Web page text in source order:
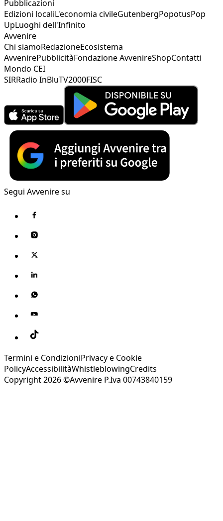
Pubblicazioni
Edizioni localiL'economia civileGutenbergPopotusPop
UpLuoghi dell'Infinito
Avvenire
Chi siamoRedazioneEcosistema
AvvenirePubblicitàFondazione AvvenireShopContatti
Mondo CEI
SIRRadio InBluTV2000FISC
Segui Avvenire su
Termini e CondizioniPrivacy e Cookie
PolicyAccessibilitàWhistleblowingCredits
Copyright 2026 ©Avvenire P.Iva 00743840159